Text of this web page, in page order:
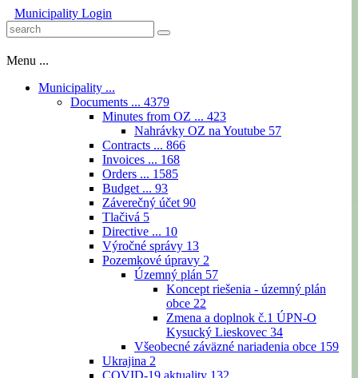
Municipality Login
Menu ...
Municipality ...
Documents ... 4379
Minutes from OZ ... 423
Nahrávky OZ na Youtube 57
Contracts ... 866
Invoices ... 168
Orders ... 1585
Budget ... 93
Záverečný účet 90
Tlačivá 5
Directive ... 10
Výročné správy 13
Pozemkové úpravy 2
Územný plán 57
Koncept riešenia - územný plán
obce 22
Zmena a doplnok č.1 ÚPN-O
Kysucký Lieskovec 34
Všeobecné záväzné nariadenia obce 159
Ukrajina 2
COVID-19 aktuality 132